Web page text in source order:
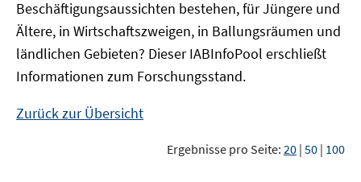
Beschäftigungsaussichten bestehen, für Jüngere und
Ältere, in Wirtschaftszweigen, in Ballungsräumen und
ländlichen Gebieten? DieserIABInfoPool erschließt
Informationen zum Forschungsstand.
Zurück zur Übersicht
Ergebnisse pro Seite: 20 | 50 | 100